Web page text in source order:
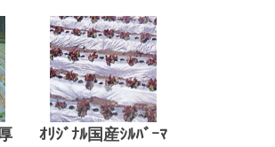
ｵﾘｼﾞﾅﾙ国産ｼﾙﾊﾞｰﾏ